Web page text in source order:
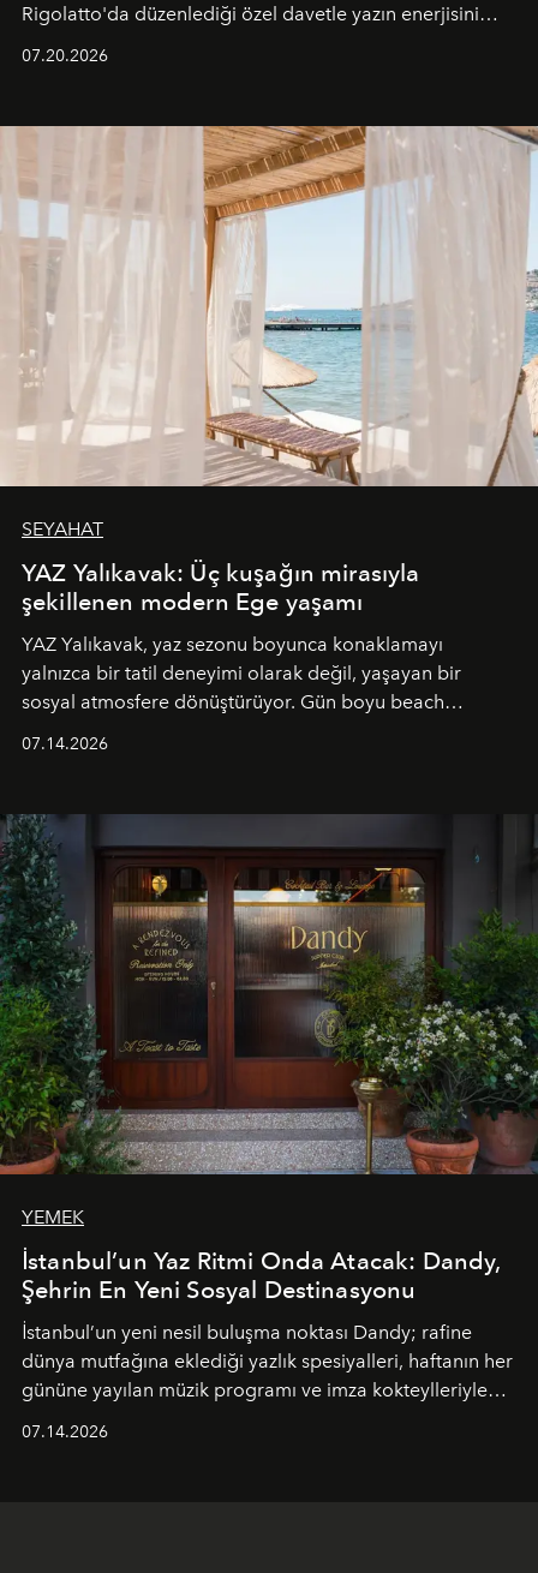
Rigolatto'da düzenlediği özel davetle yazın enerjisini
07.20.2026
SEYAHAT
YAZ Yalıkavak: Üç kuşağın mirasıyla
şekillenen modern Ege yaşamı
YAZ Yalıkavak, yaz sezonu boyunca konaklamayı
yalnızca bir tatil deneyimi olarak değil, yaşayan bir
sosyal atmosfere dönüştürüyor. Gün boyu beach
tematik gastronomi geceleri misafirlerle buluşuyor.
Paylaşıma, lezzete ve müziğe odaklanan bu özel
akşamlar, YAZ’ın sade lüks anlayışını gün batımından
geceye taşıyarak her hafta farklı bir deneyim sunuyor.
07.14.2026
YEMEK
İstanbul’un Yaz Ritmi Onda Atacak: Dandy,
Şehrin En Yeni Sosyal Destinasyonu
İstanbul’un yeni nesil buluşma noktası Dandy; rafine
dünya mutfağına eklediği yazlık spesiyalleri, haftanın her
gününe yayılan müzik programı ve imza kokteylleriyle
07.14.2026